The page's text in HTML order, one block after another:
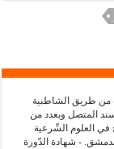
من طريق الشاطبية
المتصل وبعدد من
العلوم الشّرعية
- شهادة الدّورة